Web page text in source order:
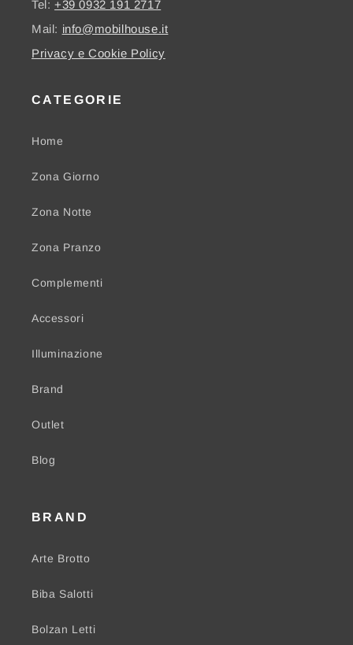
Tel: +39 0932 191 2717
Mail: info@mobilhouse.it
Privacy e Cookie Policy
CATEGORIE
Home
Zona Giorno
Zona Notte
Zona Pranzo
Complementi
Accessori
Illuminazione
Brand
Outlet
Blog
BRAND
Arte Brotto
Biba Salotti
Bolzan Letti